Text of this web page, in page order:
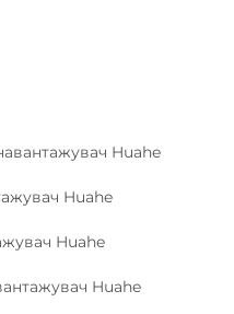
Huahe
Huahe
Huahe
Huahe